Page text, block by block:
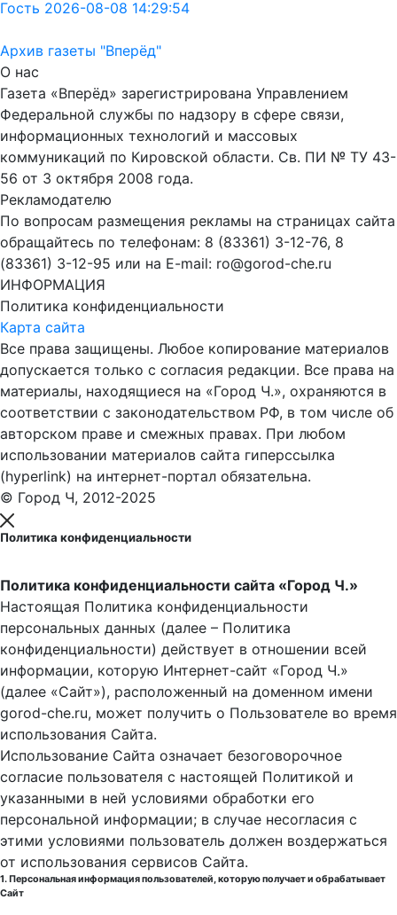
Гость 2026-08-08 14:29:54
Архив газеты "Вперёд"
О нас
Газета «Вперёд» зарегистрирована Управлением
Федеральной службы по надзору в сфере связи,
информационных технологий и массовых
коммуникаций по Кировской области. Св. ПИ № ТУ 43-
56 от 3 октября 2008 года.
Рекламодателю
По вопросам размещения рекламы на страницах сайта
обращайтесь по телефонам: 8 (83361) 3-12-76, 8
(83361) 3-12-95 или на E-mail: ro@gorod-che.ru
ИНФОРМАЦИЯ
Политика конфиденциальности
Карта сайта
Все права защищены. Любое копирование материалов
допускается только с согласия редакции. Все права на
материалы, находящиеся на «Город Ч.», охраняются в
соответствии с законодательством РФ, в том числе об
авторском праве и смежных правах. При любом
использовании материалов сайта гиперссылка
(hyperlink) на интернет-портал обязательна.
© Город Ч, 2012-2025
Политика конфиденциальности
Политика конфиденциальности сайта «Город Ч.»
Настоящая Политика конфиденциальности
персональных данных (далее – Политика
конфиденциальности) действует в отношении всей
информации, которую Интернет-сайт «Город Ч.»
(далее «Сайт»), расположенный на доменном имени
gorod-che.ru, может получить о Пользователе во время
использования Cайта.
Использование Сайта означает безоговорочное
согласие пользователя с настоящей Политикой и
указанными в ней условиями обработки его
персональной информации; в случае несогласия с
этими условиями пользователь должен воздержаться
от использования сервисов Сайта.
1. Персональная информация пользователей, которую получает и обрабатывает
Сайт